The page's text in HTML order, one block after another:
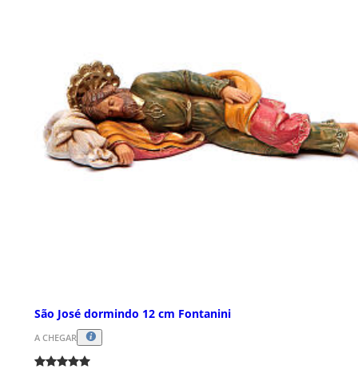
São José dormindo 12 cm Fontanini
A CHEGAR